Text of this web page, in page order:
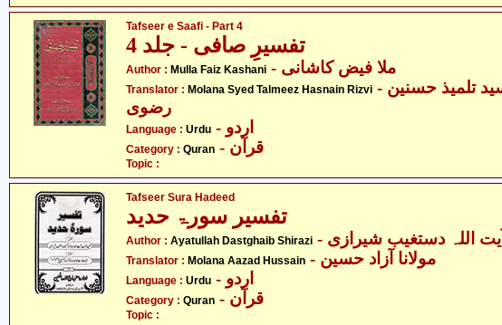
Tafseer e Saafi - Part 4
تفسیرِ صافی - جلد 4
Author : Mulla Faiz Kashani - ملا فیض کاشانی
Translator : Molana Syed Talmeez Hasnain Rizvi - مولانا سید تلمیذ حسنین
رضوی
Language : Urdu - اردو
Category : Quran - قرآن
Topic :
Tafseer Sura Hadeed
تفسیر سورۃ حدید
Author : Ayatullah Dastghaib Shirazi - آیت اللہ دستغیب شیرازی
Translator : Molana Aazad Hussain - مولانا آزاد حسین
Language : Urdu - اردو
Category : Quran - قرآن
Topic :